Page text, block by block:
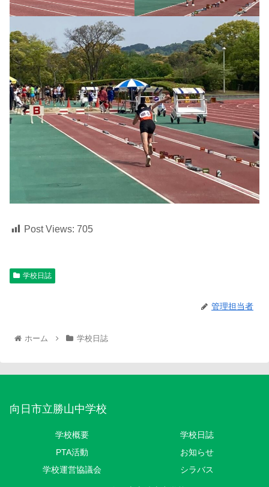
Post Views: 705
学校日誌
管理担当者
ホーム 学校日誌
向日市立勝山中学校
学校概要
学校日誌
PTA活動
お知らせ
学校運営協議会
シラバス